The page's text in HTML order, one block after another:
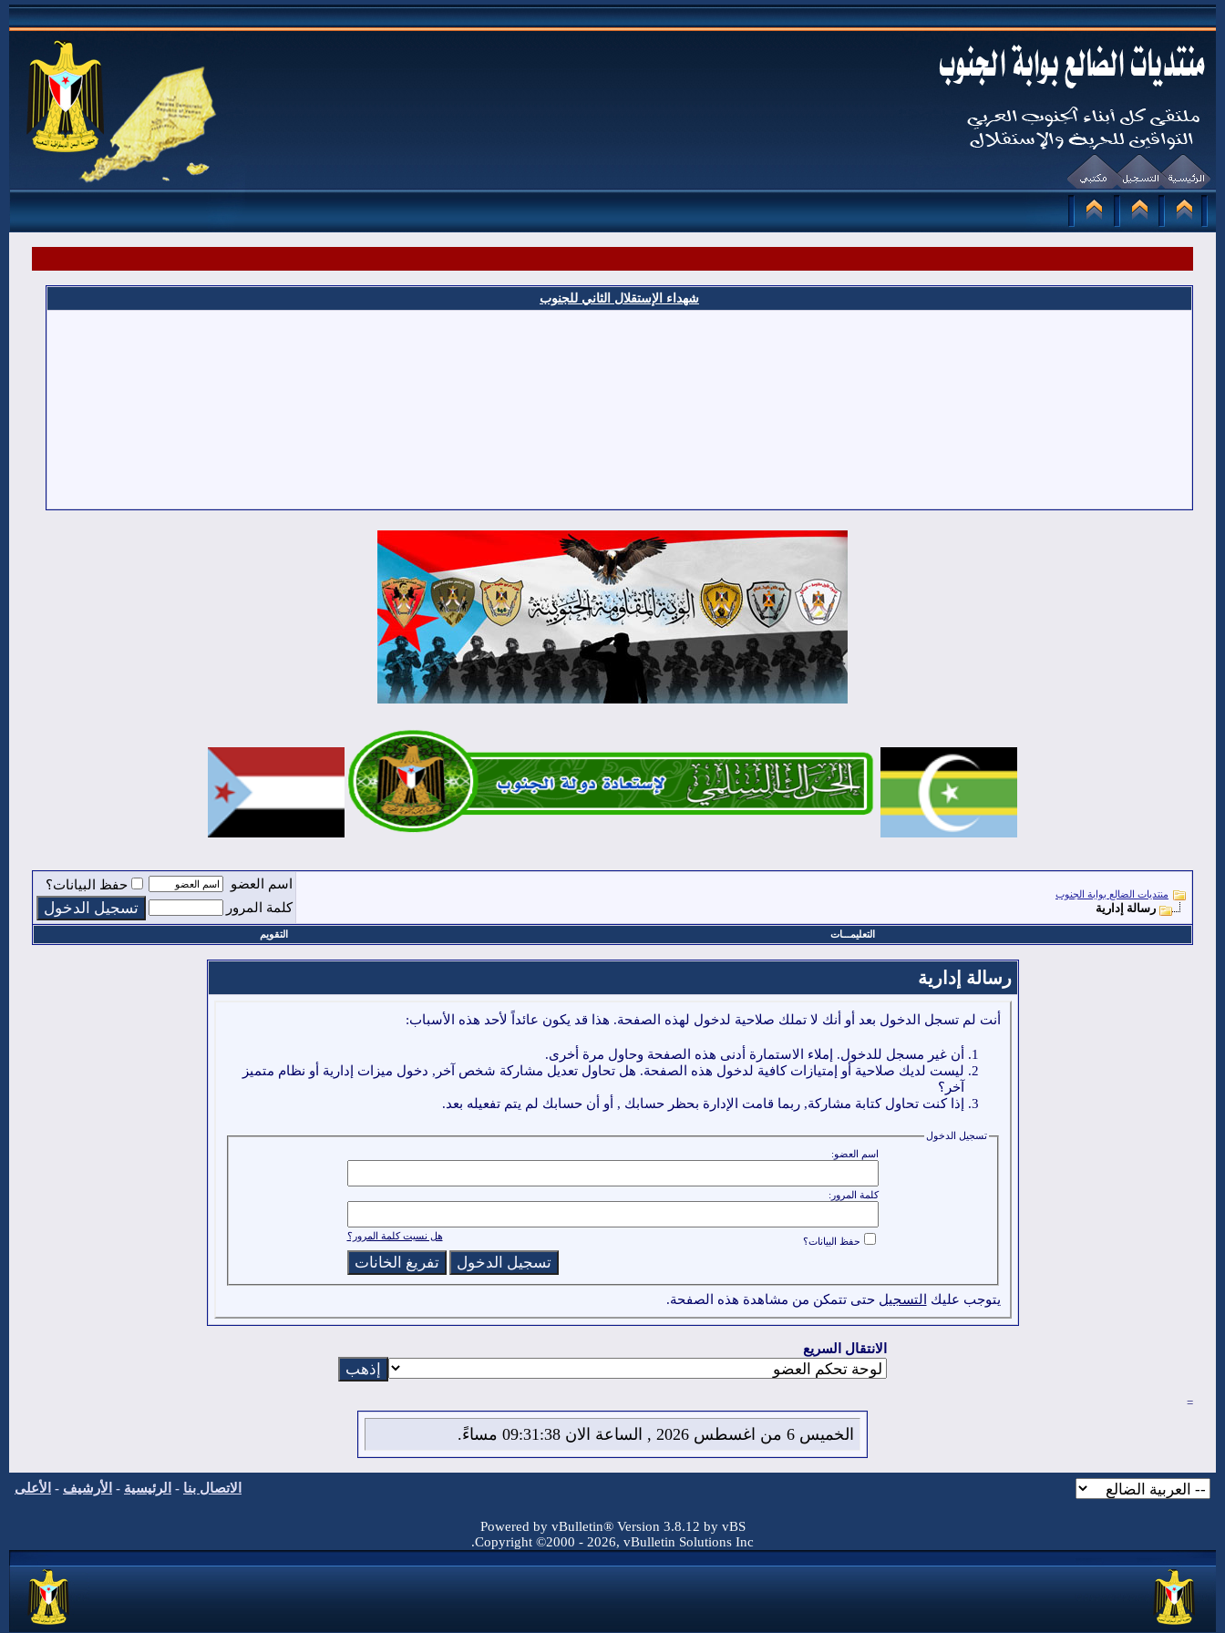
شهداء الإستقلال الثاني للجنوب
منتديات الضالع بوابة الجنوب
رسالة إدارية
اسم العضو
حفظ البيانات؟
كلمة المرور
التعليمـــات التقويم
رسالة إدارية
أنت لم تسجل الدخول بعد أو أنك لا تملك صلاحية لدخول لهذه الصفحة. هذا قد يكون عائداً لأحد هذه الأسباب:
أن غير مسجل للدخول. إملاء الاستمارة أدنى هذه الصفحة وحاول مرة أخرى.
ليست لديك صلاحية أو إمتيازات كافية لدخول هذه الصفحة. هل تحاول تعديل مشاركة شخص آخر, دخول ميزات إدارية أو نظام متميز
آخر؟
إذا كنت تحاول كتابة مشاركة, ربما قامت الإدارة بحظر حسابك , أو أن حسابك لم يتم تفعيله بعد.
تسجيل الدخول
اسم العضو:
كلمة المرور:
هل نسيت كلمة المرور؟ حفظ البيانات؟
يتوجب عليك التسجيل حتى تتمكن من مشاهدة هذه الصفحة.
الانتقال السريع
=
الخميس 6 من اغسطس 2026 , الساعة الان 09:31:39 مساءً.
الاتصال بنا - الرئيسية - الأرشيف - الأعلى
Powered by vBulletin® Version 3.8.12 by vBS
Copyright ©2000 - 2026, vBulletin Solutions Inc.